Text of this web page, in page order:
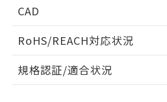
A: 200mm以上、B: 120mm以上
検出物体の大きさと材質による影響
CAD
ドすることができます。
ログイン/会員登
RoHS/REACH対応状況
EU RoHS 注意事項・凡例
規格認証/適合状況
り、2022年1月12日より割愛
す。